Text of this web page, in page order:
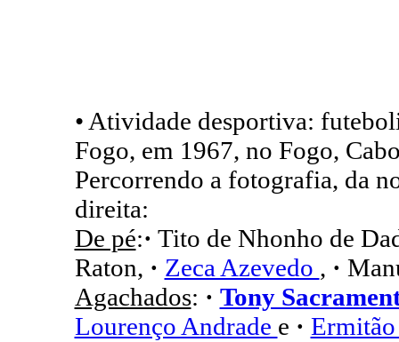
• Atividade desportiva:
Fogo, em 1967, no Fogo,
Percorrendo a fotografia, da
direita:
De pé:· Tito de Nhonho de
Raton, · Zeca Azevedo , ·
Agachados: · Tony
Lourenço Andrade e ·